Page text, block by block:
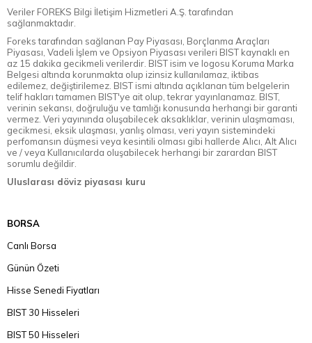
Veriler FOREKS Bilgi İletişim Hizmetleri A.Ş. tarafından
sağlanmaktadır.
Foreks tarafından sağlanan Pay Piyasası, Borçlanma Araçları
Piyasası, Vadeli İşlem ve Opsiyon Piyasası verileri BIST kaynaklı en
az 15 dakika gecikmeli verilerdir. BIST isim ve logosu Koruma Marka
Belgesi altında korunmakta olup izinsiz kullanılamaz, iktibas
edilemez, değiştirilemez. BIST ismi altında açıklanan tüm belgelerin
telif hakları tamamen BIST'ye ait olup, tekrar yayınlanamaz. BIST,
verinin sekansı, doğruluğu ve tamlığı konusunda herhangi bir garanti
vermez. Veri yayınında oluşabilecek aksaklıklar, verinin ulaşmaması,
gecikmesi, eksik ulaşması, yanlış olması, veri yayın sistemindeki
perfomansın düşmesi veya kesintili olması gibi hallerde Alıcı, Alt Alıcı
ve / veya Kullanıcılarda oluşabilecek herhangi bir zarardan BIST
sorumlu değildir.
Uluslarası döviz piyasası kuru
BORSA
Canlı Borsa
Günün Özeti
Hisse Senedi Fiyatları
BIST 30 Hisseleri
BIST 50 Hisseleri